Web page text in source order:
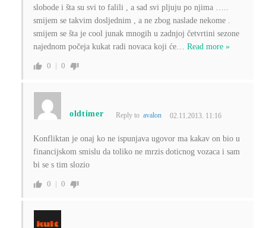
slobode i šta su svi to falili , a sad svi pljuju po njima …..
smijem se takvim dosljednim , a ne zbog naslade nekome .
smijem se šta je cool junak mnogih u zadnjoj četvrtini sezone
najednom počeja kukat radi novaca koji će… Read more »
0 0
oldtimer Reply to avalon 02.11.2013. 11:16
Konfliktan je onaj ko ne ispunjava ugovor ma kakav on bio u
financijskom smislu da toliko ne mrzis doticnog vozaca i sam
bi se s tim slozio
0 0